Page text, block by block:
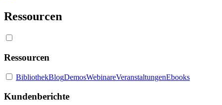
Ressourcen
Ressourcen
BibliothekBlogDemosWebinareVeranstaltungenEbooks
Kundenberichte